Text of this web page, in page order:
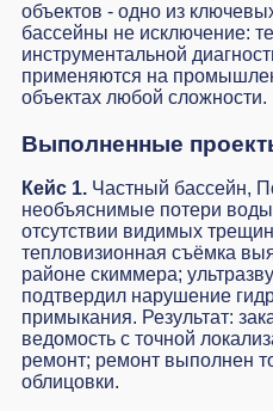
объектов - одно из
бассейны не исключение:
инструментальной
применяются на
объектах любой сложности.
Выполненные
Кейс 1.Частный бассейн,
необъяснимые потери воды
отсутствии видимых
тепловизионная съёмка
районе скиммера;
подтвердил нарушение
примыкания. Результат:
ведомость с точной
ремонт; ремонт выполнен
облицовки.